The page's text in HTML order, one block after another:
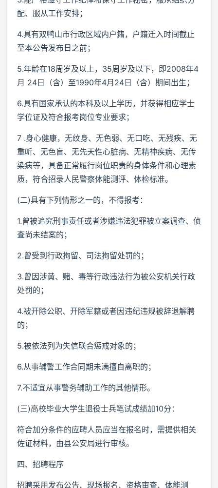
配、服从工作安排；
4.具有双鸭山市行政区域内户籍，户籍迁入时间截止
至本公告发布日之前；
5.年龄在18周岁及以上，35周岁及以下，即2008年4
月 24日（含）至1990年4月24日（含）期间出生；
6.具有国家承认的本科及以上学历，并获得相应学士
学位证及符合报考岗位专业要求；
7 .身心健康，无纹身、无色弱、无口吃、无残疾、无
重听、无色盲、无先天性心脏病、无精神疾病、无传
染病等，具备正常履行岗位职责的身体条件和心理素
质，符合招录人民警察体能测评、体检标准。
(二)具有下列情形之一的，不得报考：
1.曾被追究刑事责任或者涉嫌违法犯罪被立案调查、侦
查尚未结案的；
2.曾受到行政拘留、司法拘留处罚的；
3.曾因涉黄、赌、毒等行政违法行为被公安机关行政
处罚的；
4.被开除公职、开除军籍或者因违纪违规被辞退解聘
的；
5.被依法列为失信联合惩戒对象的；
6.从事辅警工作合同期未满擅自离职的；
7.不适宜从事警务辅助工作的其他情形。
(三)高校毕业大学生退役士兵笔试成绩加10分：
符合加分条件的应聘人员应当在报名时，需提供相关
佐证材料，由县公安局进行审核。
四、招聘程序
招聘采用发布公告、现场报名、资格审查、体能测